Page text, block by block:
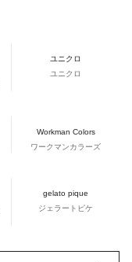
ユニクロ
ユニクロ
Workman Colors
ワークマンカラーズ
gelato pique
ジェラートピケ